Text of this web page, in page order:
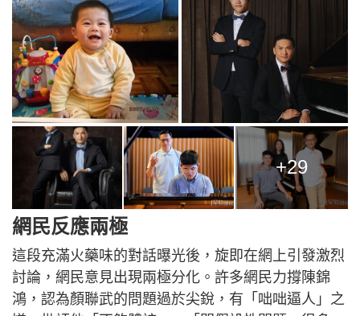
+29
網民反應兩極
這段充滿火藥味的對話曝光後，旋即在網上引發激烈
討論，網民意見出現兩極分化。許多網民力撐陳錦
鴻，認為顏聯武的問題過於尖銳，有「咄咄逼人」之